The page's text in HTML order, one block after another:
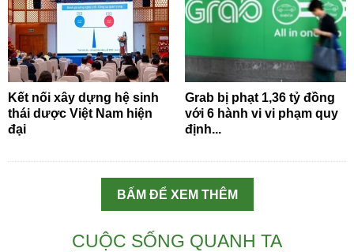
Kết nối xây dựng hệ sinh
thái dược Việt Nam hiện
đại
Grab bị phạt 1,36 tỷ đồng
với 6 hành vi vi phạm quy
định...
BẤM ĐỂ XEM THÊM
CUỘC SỐNG QUANH TA